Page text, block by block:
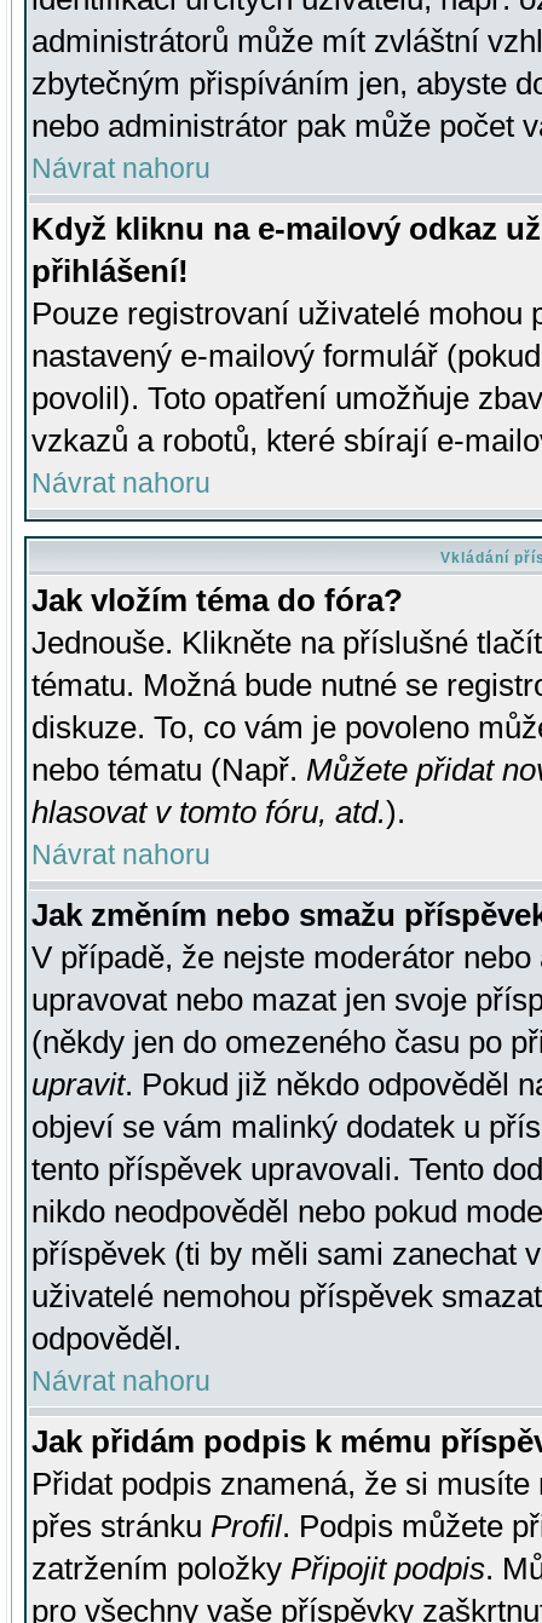
administrátorů může mít zvláštní
zbytečným přispíváním jen, abyste
nebo administrátor pak může počet
Návrat nahoru
Když kliknu na e-mailový odkaz
přihlášení!
Pouze registrovaní uživatelé mohou
nastavený e-mailový formulář
povolil). Toto opatření umožňuje
vzkazů a robotů, které sbírají e-
Návrat nahoru
Vkládání
Jak vložím téma do fóra?
Jednouše. Klikněte na příslušné
tématu. Možná bude nutné se
diskuze. To, co vám je povoleno
nebo tématu (Např. Můžete přidat
hlasovat v tomto fóru, atd.).
Návrat nahoru
Jak změním nebo smažu
V případě, že nejste moderátor
upravovat nebo mazat jen svoje
(někdy jen do omezeného času po
upravit. Pokud již někdo odpověděl
objeví se vám malinký dodatek u
tento příspěvek upravovali. Tento
nikdo neodpověděl nebo pokud
příspěvek (ti by měli sami zanechat
uživatelé nemohou příspěvek
odpověděl.
Návrat nahoru
Jak přidám podpis k mému
Přidat podpis znamená, že si
přes stránku Profil. Podpis můžete
zatržením položky Připojit podpis.
pro všechny vaše příspěvky